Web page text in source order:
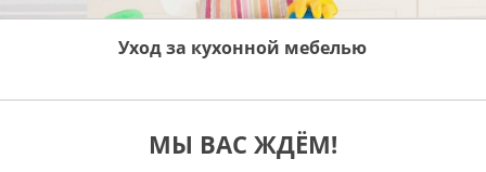
Уход за кухонной мебелью
МЫ ВАС ЖДЁМ!